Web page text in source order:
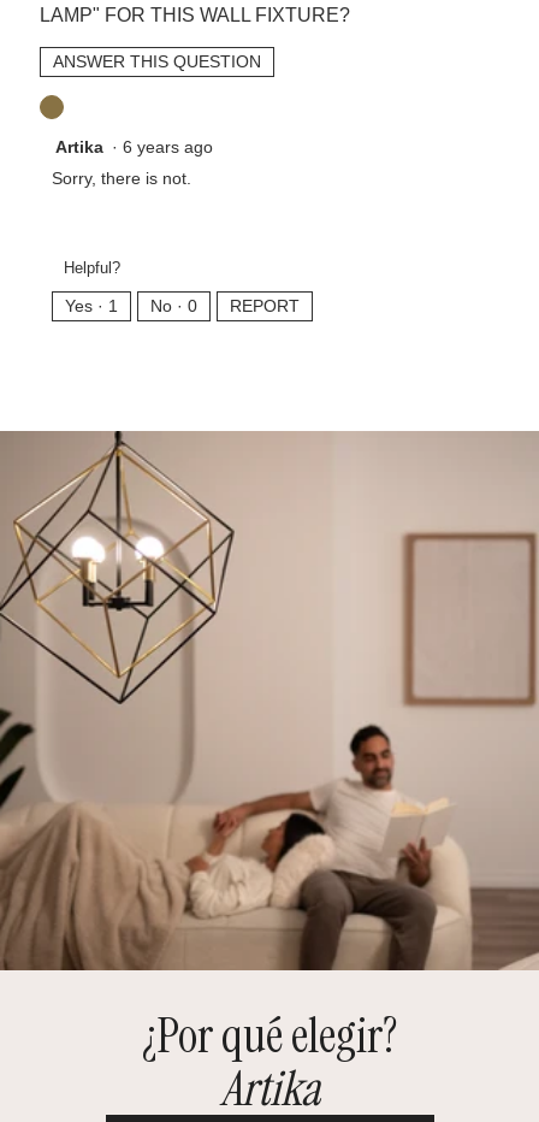
LAMP" FOR THIS WALL FIXTURE?
ANSWER THIS QUESTION
Artika · 6 years ago
Sorry, there is not.
Helpful?
Yes · 1 No · 0 REPORT
¿Por qué elegir?
Artika